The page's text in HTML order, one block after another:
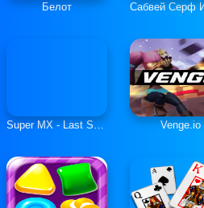
Белот
Super MX - Last Season Venge.io